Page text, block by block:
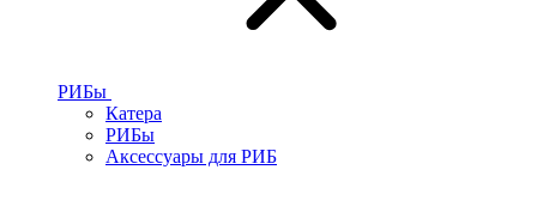
РИБы
Катера
РИБы
Аксессуары для РИБ